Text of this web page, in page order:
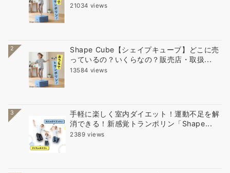
21034 views
2
Shape Cube【シェイプキューブ】どこに売
っているの？いくらなの？販売店・取扱...
13584 views
3
手軽に楽しく室内ダイエット！運動不足を解
消できる！新感覚トランポリン「Shape...
2389 views